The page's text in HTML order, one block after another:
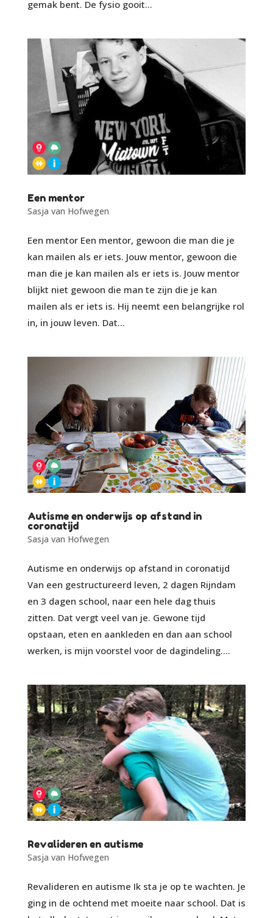
gemak bent. De fysio gooit...
Een mentor
Sasja van Hofwegen
Een mentor Een mentor, gewoon die man die je
kan mailen als er iets. Jouw mentor, gewoon die
man die je kan mailen als er iets is. Jouw mentor
blijkt niet gewoon die man te zijn die je kan
mailen als er iets is. Hij neemt een belangrijke rol
in, in jouw leven. Dat...
Autisme en onderwijs op afstand in
coronatijd
Sasja van Hofwegen
Autisme en onderwijs op afstand in coronatijd
Van een gestructureerd leven, 2 dagen Rijndam
en 3 dagen school, naar een hele dag thuis
zitten. Dat vergt veel van je. Gewone tijd
opstaan, eten en aankleden en dan aan school
werken, is mijn voorstel voor de dagindeling....
Revalideren en autisme
Sasja van Hofwegen
Revalideren en autisme Ik sta je op te wachten. Je
ging in de ochtend met moeite naar school. Dat is